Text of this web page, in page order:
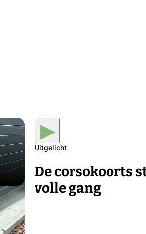
▶
Uitgelicht
De corsokoorts
volle gang